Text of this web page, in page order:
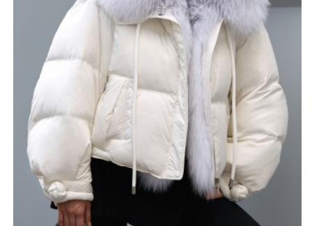
надёжную теплоизоляцию при минимальном весе.
Длина куртки составляет 60–65 см, что выгодно
подчёркивает фигуру и придаёт силуэту аккуратность.
Модель выпускается в нескольких цветах: белом,
светло-оливковом, чёрном, светло-розовом, голубом
и светло-сиреневом, что позволяет выбрать вариант
под индивидуальный стиль. Размерный ряд — от 42 до
Дизайн куртки продуман до мелочей. Длинные шнурки
на капюшоне не только служат функциональной
деталью, но и придают изделию модный акцент.
Застёжки выполнены в форме бутонов цветов, что
делает образ более женственным и утончённым.